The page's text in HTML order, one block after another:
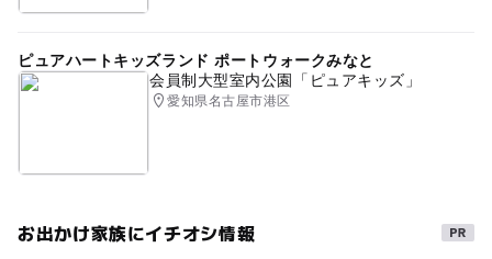
ピュアハートキッズランド ポートウォークみなと
会員制大型室内公園「ピュアキッズ」
愛知県名古屋市港区
お出かけ家族にイチオシ情報